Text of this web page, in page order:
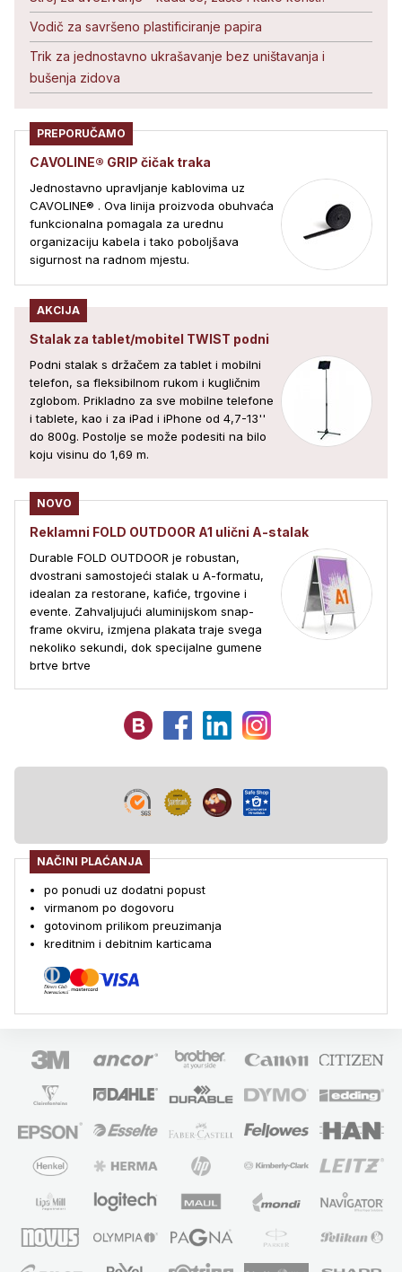
Vodič za savršeno plastificiranje papira
Trik za jednostavno ukrašavanje bez uništavanja i
bušenja zidova
PREPORUČAMO
CAVOLINE® GRIP čičak traka
Jednostavno upravljanje kablovima uz
CAVOLINE® . Ova linija proizvoda obuhvaća
funkcionalna pomagala za urednu
organizaciju kabela i tako poboljšava
sigurnost na radnom mjestu.
AKCIJA
Stalak za tablet/mobitel TWIST podni
Podni stalak s držačem za tablet i mobilni
telefon, sa fleksibilnom rukom i kugličnim
zglobom. Prikladno za sve mobilne telefone
i tablete, kao i za iPad i iPhone od 4,7-13''
do 800g. Postolje se može podesiti na bilo
koju visinu do 1,69 m.
NOVO
Reklamni FOLD OUTDOOR A1 ulični A-stalak
Durable FOLD OUTDOOR je robustan,
dvostrani samostojeći stalak u A-formatu,
idealan za restorane, kafiće, trgovine i
evente. Zahvaljujući aluminijskom snap-
frame okviru, izmjena plakata traje svega
nekoliko sekundi, dok specijalne gumene
brtve brtve
NAČINI PLAĆANJA
po ponudi uz dodatni popust
virmanom po dogovoru
gotovinom prilikom preuzimanja
kreditnim i debitnim karticama